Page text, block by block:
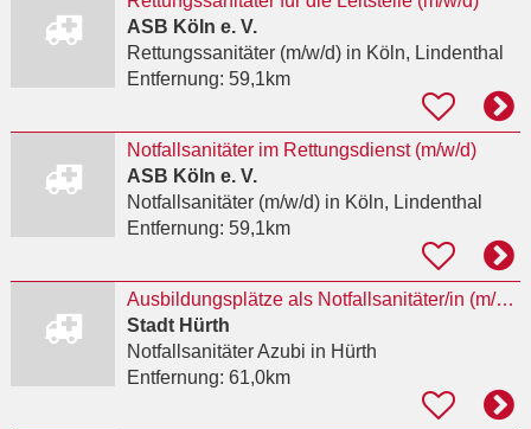
ASB Köln e. V.
Rettungssanitäter (m/w/d)in Köln, Lindenthal
Entfernung: 59,1km
Notfallsanitäter im Rettungsdienst (m/w/d)
ASB Köln e. V.
Notfallsanitäter (m/w/d)in Köln, Lindenthal
Entfernung: 59,1km
Ausbildungsplätze als Notfallsanitäter/in (m/w/d) 2027
Stadt Hürth
Notfallsanitäter Azubi in Hürth
Entfernung: 61,0km